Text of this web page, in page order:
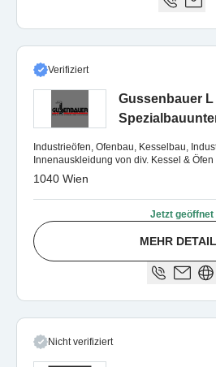
Verifiziert
Gussenbauer
Industrieöfen, Ofenbau, Kesselbau,
Innenauskleidung von div. Kessel &
1040 Wien
Jetzt geöffnet
MEHR
Nicht verifiziert